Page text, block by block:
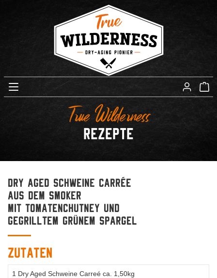
True Wilderness
Rezepte
Dry Aged Schweine Carrée
aus dem Smoker
mit Tomatenchutney und
gegrilltem grünem Spargel
Zutaten
1 Dry Aged Schweine Carreé ca. 1,50kg